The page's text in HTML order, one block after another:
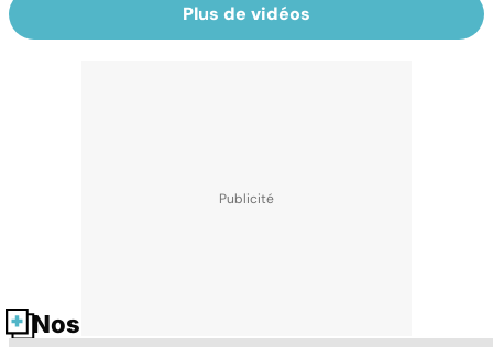
Plus de vidéos
Nos fiches santé